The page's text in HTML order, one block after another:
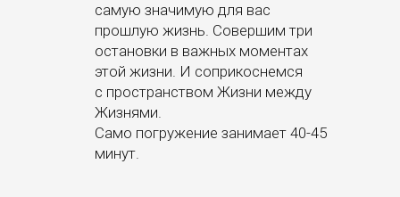
самую значимую для вас
прошлую жизнь. Совершим три
остановки в важных моментах
этой жизни. И соприкоснемся
с пространством Жизни между
Жизнями.
Само погружение занимает 40-45
минут.